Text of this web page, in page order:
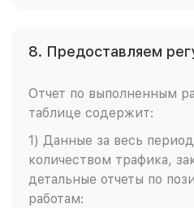
8. Предоставляем
Отчет по выполненным
таблице содержит:
1) Данные за весь
количеством трафика,
детальные отчеты по
работам: